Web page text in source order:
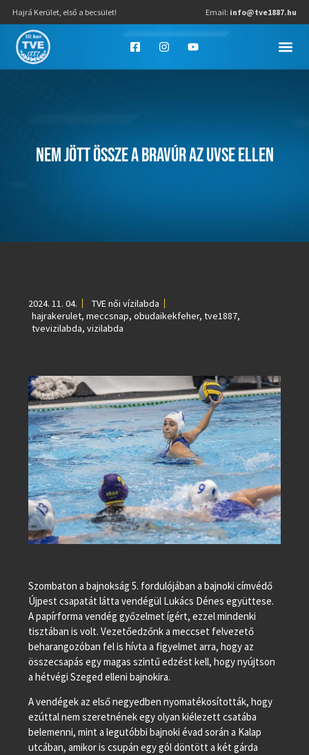
Hajrá Kerület, első a becsület! Email: info@tve1887.hu
NEM JÖTT ÖSSZE A BRAVÚR AZ UVSE ELLEN
2024. 11. 04.
TVE női vízilabda
hajrakerulet, meccsnap, obudaikekfeher, tve1887,
tvevizilabda, vizilabda
Szombaton a bajnokság 5. fordulójában a bajnoki címvédő
Újpest csapatát látta vendégül Lukács Dénes együttese.
A papírforma vendég győzelmet ígért, ezzel mindenki
tisztában is volt. Vezetőedzőnk a meccset felvezető
beharangozóban fel is hívta a figyelmet arra, hogy az
összecsapás egy magas szintű edzést kell, hogy nyújtson
a hétvégi Szeged elleni bajnokira.
A vendégek az első negyedben nyomatékosították, hogy
ezúttal nem szeretnének egy olyan kiélezett csatába
belemenni, mint a legutóbbi bajnoki évad során a Kalap
utcában, amikor is csupán egy gól döntött a két gárda